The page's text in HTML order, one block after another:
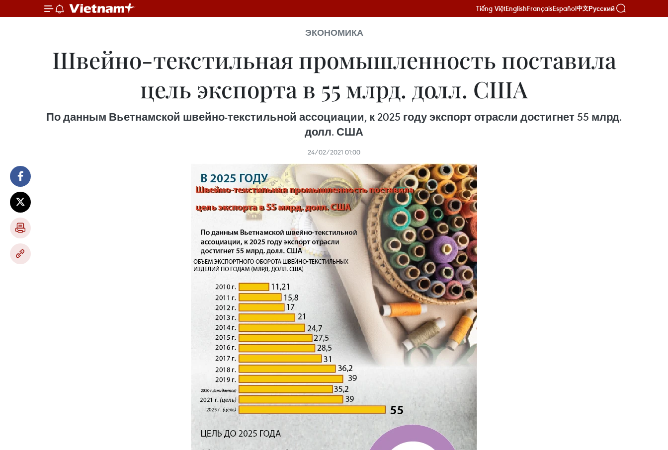
Tiếng ViệtEnglishFrançaisEspañol中文Русский
ЭКОНОМИКА
Швейно-текстильная промышленность поставила
цель экспорта в 55 млрд. долл. США
По данным Вьетнамской швейно-текстильной ассоциации, к 2025 году экспорт отрасли достигнет 55 млрд.
долл. США
24/02/2021 01:00